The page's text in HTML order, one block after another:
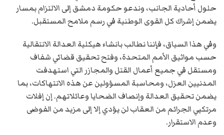
حلول أحادية الجانب، وندعو حكومة دمشق إلى الالتزام بمسار
يضمن إشراك كل القوى الوطنية في رسم ملامح المستقبل.
وفي هذا السياق، فإننا نطالب بانشاء هيكلية العدالة الانتقالية
حسب مواثيق الأمم المتحدة، وفتح تحقيق قضائي شفاف
ومستقل في جميع أعمال القتل والمجازر التي استهدفت
المدنيين العزل، ومحاسبة المسؤولين عن هذه الانتهاكات، بما
يضمن تحقيق العدالة وإنصاف الضحايا وعائلاتهم. إن إفلات
مرتكبي الجرائم من العقاب لن يؤدي إلا إلى مزيد من الفوضى
وعدم الاستقرار.